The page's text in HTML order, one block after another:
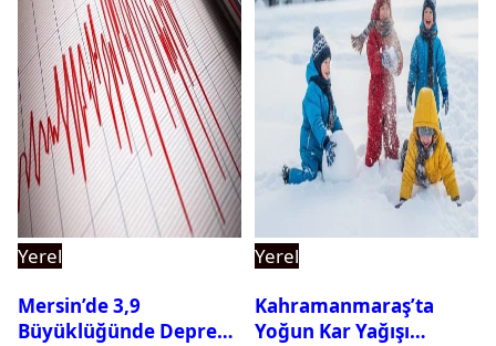
Yerel
Mersin’de 3,9
Büyüklüğünde Deprem
Yerel
Kahramanmaraş’ta
Yoğun Kar Yağışı